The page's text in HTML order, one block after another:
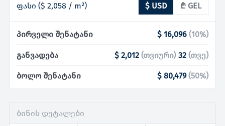
ფასი ($ 2,058 / m²) $ USD ₾ GEL
პირველი შენატანი $ 16,096 (10%)
განვადება $ 2,012 (თვიური) 32(თვე)
ბოლო შენატანი $ 80,479 (50%)
ბინის დეტალები